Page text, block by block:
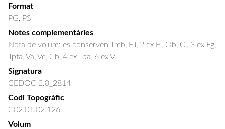
Format
PG, PS
Notes complementàries
Nota de volum: es conserven Tmb, Flí, 2 ex Fl, Ob, Cl, 3 ex Fg,
Tpta, Va, Vc, Cb, 4 ex Tpa, 6 ex Vl
Signatura
CEDOC 2.8_2814
Codi Topogràfic
C02.01.02.126
Volum